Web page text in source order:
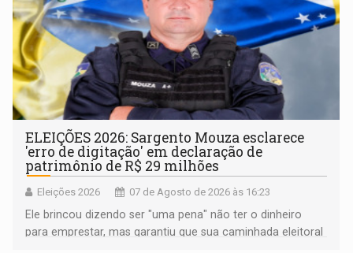
ELEIÇÕES 2026: Sargento Mouza esclarece
'erro de digitação' em declaração de
patrimônio de R$ 29 milhões
Eleições 2026 07 de Agosto de 2026 às 16:23
Ele brincou dizendo ser "uma pena" não ter o dinheiro
para emprestar, mas garantiu que sua caminhada eleitoral